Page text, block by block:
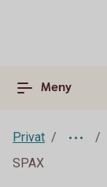
Meny
Privat
SPAX